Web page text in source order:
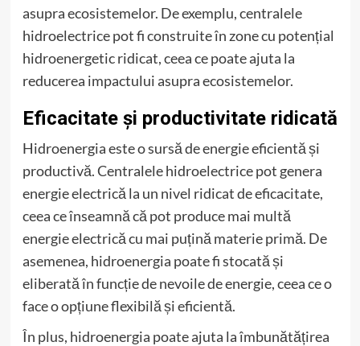
asupra ecosistemelor. De exemplu, centralele
hidroelectrice pot fi construite în zone cu potențial
hidroenergetic ridicat, ceea ce poate ajuta la
reducerea impactului asupra ecosistemelor.
Eficacitate și productivitate ridicată
Hidroenergia este o sursă de energie eficientă și
productivă. Centralele hidroelectrice pot genera
energie electrică la un nivel ridicat de eficacitate,
ceea ce înseamnă că pot produce mai multă
energie electrică cu mai puțină materie primă. De
asemenea, hidroenergia poate fi stocată și
eliberată în funcție de nevoile de energie, ceea ce o
face o opțiune flexibilă și eficientă.
În plus, hidroenergia poate ajuta la îmbunătățirea